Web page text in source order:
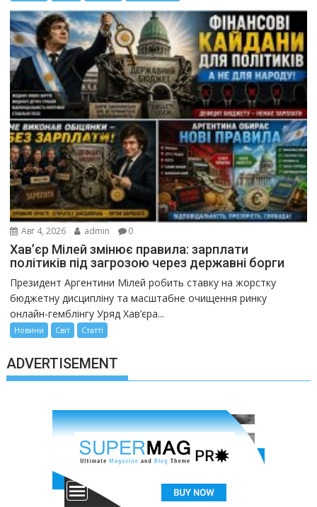
Авг 4, 2026 admin 0
Хав’єр Мілей змінює правила: зарплати
політиків під загрозою через державні борги
Президент Аргентини Мілей робить ставку на жорстку
бюджетну дисципліну та масштабне очищення ринку
онлайн-гемблінгу Уряд Хав’єра...
Новини Світ Статті
ADVERTISEMENT